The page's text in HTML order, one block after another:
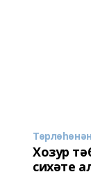
Хозур
сихәте